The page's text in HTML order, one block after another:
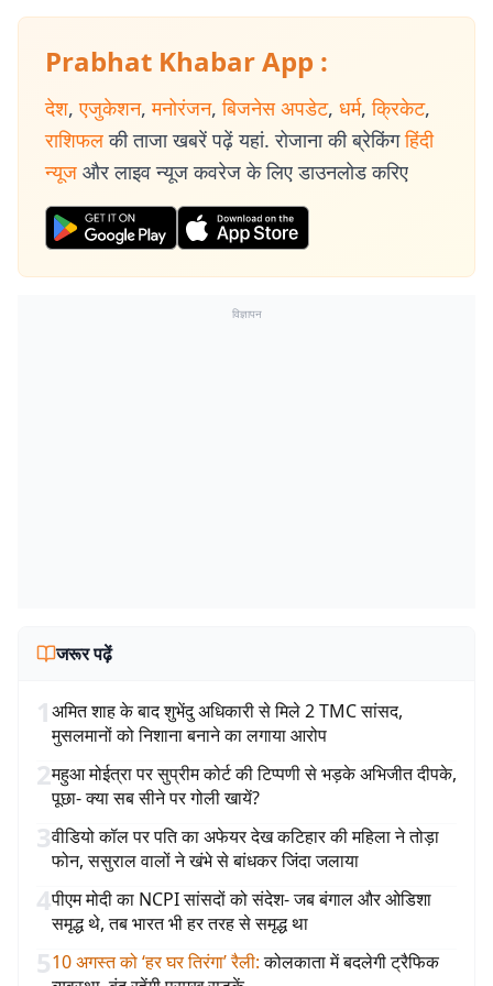
Prabhat Khabar App :
देश, एजुकेशन, मनोरंजन, बिजनेस अपडेट, धर्म, क्रिकेट,
राशिफल की ताजा खबरें पढ़ें यहां. रोजाना की ब्रेकिंग हिंदी
न्यूज और लाइव न्यूज कवरेज के लिए डाउनलोड करिए
विज्ञापन
जरूर पढ़ें
1अमित शाह के बाद शुभेंदु अधिकारी से मिले 2 TMC सांसद,
मुसलमानों को निशाना बनाने का लगाया आरोप
2महुआ मोईत्रा पर सुप्रीम कोर्ट की टिप्पणी से भड़के अभिजीत दीपके,
पूछा- क्या सब सीने पर गोली खायें?
3वीडियो कॉल पर पति का अफेयर देख कटिहार की महिला ने तोड़ा
फोन, ससुराल वालों ने खंभे से बांधकर जिंदा जलाया
4पीएम मोदी का NCPI सांसदों को संदेश- जब बंगाल और ओडिशा
समृद्ध थे, तब भारत भी हर तरह से समृद्ध था
510 अगस्त को ‘हर घर तिरंगा’ रैली: कोलकाता में बदलेगी ट्रैफिक